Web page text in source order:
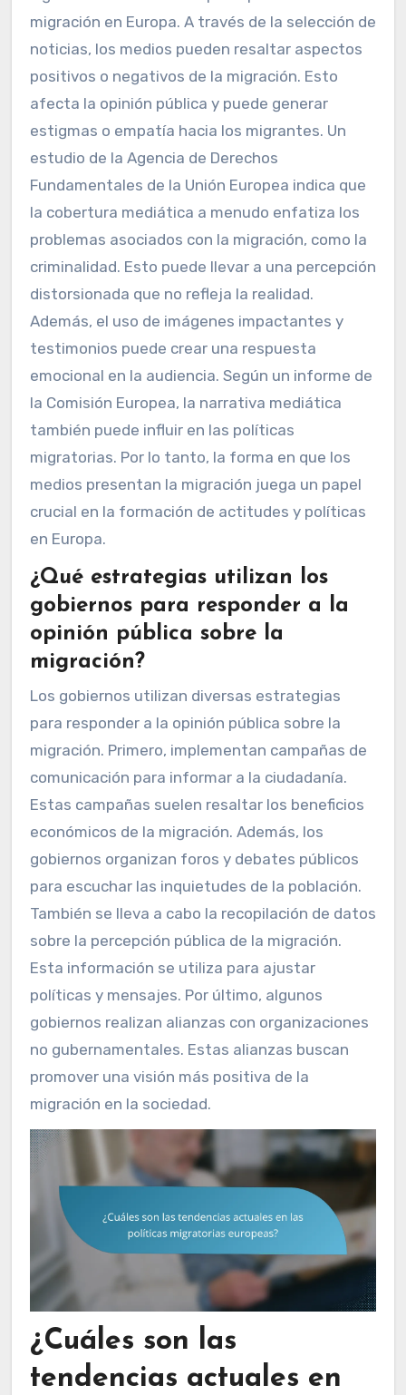
migración en Europa. A través de la selección de
noticias, los medios pueden resaltar aspectos
positivos o negativos de la migración. Esto
afecta la opinión pública y puede generar
estigmas o empatía hacia los migrantes. Un
estudio de la Agencia de Derechos
Fundamentales de la Unión Europea indica que
la cobertura mediática a menudo enfatiza los
problemas asociados con la migración, como la
criminalidad. Esto puede llevar a una percepción
distorsionada que no refleja la realidad.
Además, el uso de imágenes impactantes y
testimonios puede crear una respuesta
emocional en la audiencia. Según un informe de
la Comisión Europea, la narrativa mediática
también puede influir en las políticas
migratorias. Por lo tanto, la forma en que los
medios presentan la migración juega un papel
crucial en la formación de actitudes y políticas
en Europa.
¿Qué estrategias utilizan los
gobiernos para responder a la
opinión pública sobre la
migración?
Los gobiernos utilizan diversas estrategias
para responder a la opinión pública sobre la
migración. Primero, implementan campañas de
comunicación para informar a la ciudadanía.
Estas campañas suelen resaltar los beneficios
económicos de la migración. Además, los
gobiernos organizan foros y debates públicos
para escuchar las inquietudes de la población.
También se lleva a cabo la recopilación de datos
sobre la percepción pública de la migración.
Esta información se utiliza para ajustar
políticas y mensajes. Por último, algunos
gobiernos realizan alianzas con organizaciones
no gubernamentales. Estas alianzas buscan
promover una visión más positiva de la
migración en la sociedad.
¿Cuáles son las
tendencias actuales en